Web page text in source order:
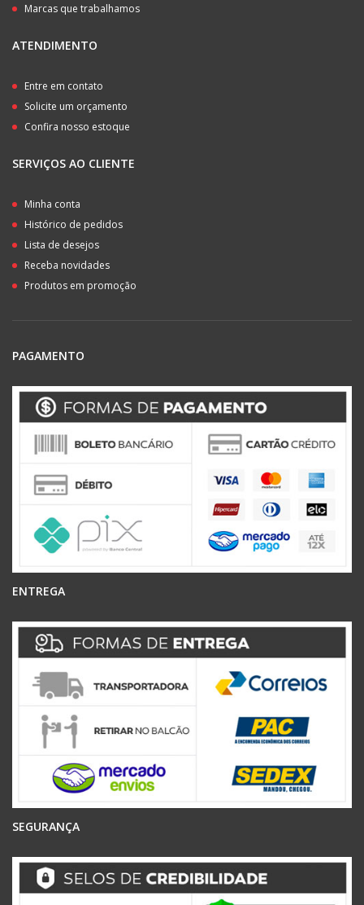
Marcas que trabalhamos
ATENDIMENTO
Entre em contato
Solicite um orçamento
Confira nosso estoque
SERVIÇOS AO CLIENTE
Minha conta
Histórico de pedidos
Lista de desejos
Receba novidades
Produtos em promoção
PAGAMENTO
ENTREGA
SEGURANÇA